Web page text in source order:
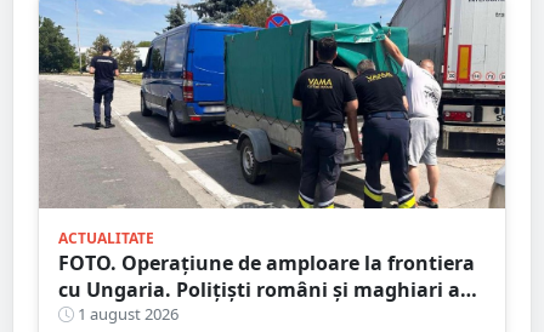
ACTUALITATE
FOTO. Operațiune de amploare la frontiera
cu Ungaria. Polițiști români și maghiari au
verificat sute de persoane
1 august 2026